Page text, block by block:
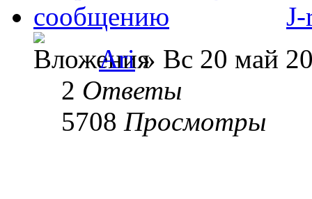
Ari» Вс 20 май
2 Ответы
5708 Просмотры